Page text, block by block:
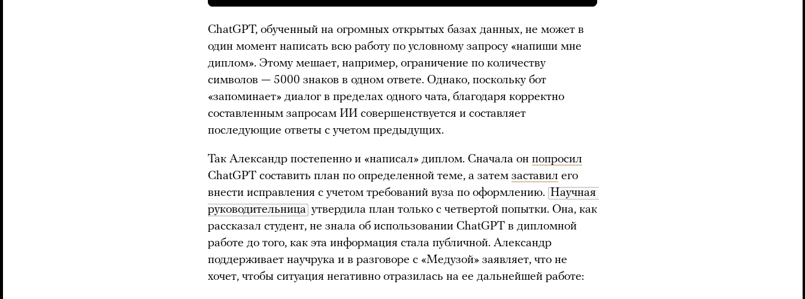
ChatGPT, обученный на огромных открытых базах данных, не может в
один момент написать всю работу по условному запросу «напиши мне
диплом». Этому мешает, например, ограничение по количеству
символов — 5000 знаков в одном ответе. Однако, поскольку бот
«запоминает» диалог в пределах одного чата, благодаря корректно
составленным запросам ИИ совершенствуется и составляет
последующие ответы с учетом предыдущих.
Так Александр постепенно и «написал» диплом. Сначала он попросил
ChatGPT составить план по определенной теме, а затем заставил его
внести исправления с учетом требований вуза по оформлению. Научная
руководительница утвердила план только с четвертой попытки. Она, как
рассказал студент, не знала об использовании ChatGPT в дипломной
работе до того, как эта информация стала публичной. Александр
поддерживает научрука и в разговоре с «Медузой» заявляет, что не
хочет, чтобы ситуация негативно отразилась на ее дальнейшей работе: